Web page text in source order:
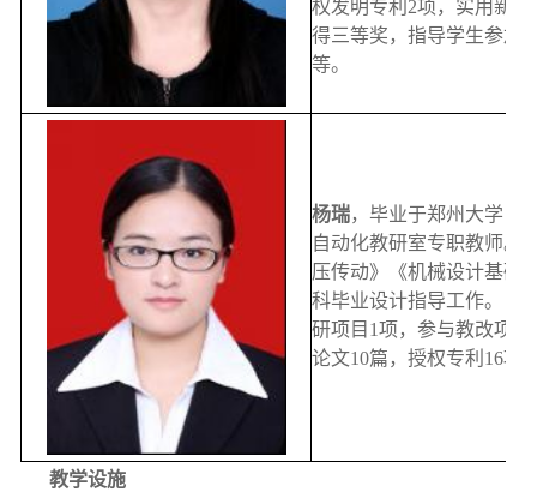
权发明专利2项，实用新
得三等奖，指导学生参加
等。
杨瑞，毕业于郑州大学，
自动化教研室专职教师。
压传动》《机械设计基础
科毕业设计指导工作。自
研项目1项，参与教改项
论文10篇，授权专利16项
教学设施